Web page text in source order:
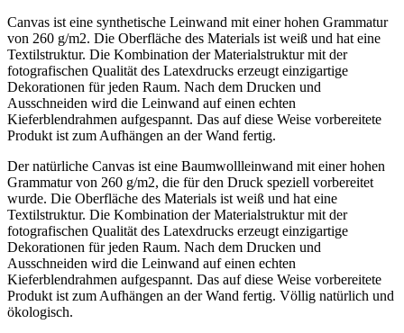
Canvas ist eine synthetische Leinwand mit einer hohen Grammatur
von 260 g/m2. Die Oberfläche des Materials ist weiß und hat eine
Textilstruktur. Die Kombination der Materialstruktur mit der
fotografischen Qualität des Latexdrucks erzeugt einzigartige
Dekorationen für jeden Raum. Nach dem Drucken und
Ausschneiden wird die Leinwand auf einen echten
Kieferblendrahmen aufgespannt. Das auf diese Weise vorbereitete
Produkt ist zum Aufhängen an der Wand fertig.
Der natürliche Canvas ist eine Baumwollleinwand mit einer hohen
Grammatur von 260 g/m2, die für den Druck speziell vorbereitet
wurde. Die Oberfläche des Materials ist weiß und hat eine
Textilstruktur. Die Kombination der Materialstruktur mit der
fotografischen Qualität des Latexdrucks erzeugt einzigartige
Dekorationen für jeden Raum. Nach dem Drucken und
Ausschneiden wird die Leinwand auf einen echten
Kieferblendrahmen aufgespannt. Das auf diese Weise vorbereitete
Produkt ist zum Aufhängen an der Wand fertig. Völlig natürlich und
ökologisch.